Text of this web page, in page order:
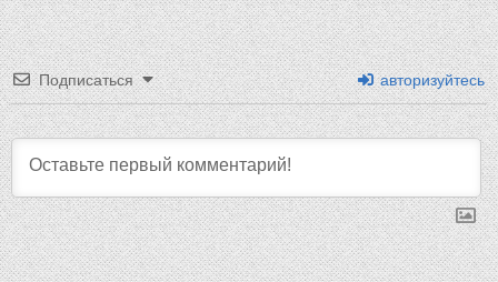
Подписаться авторизуйтесь